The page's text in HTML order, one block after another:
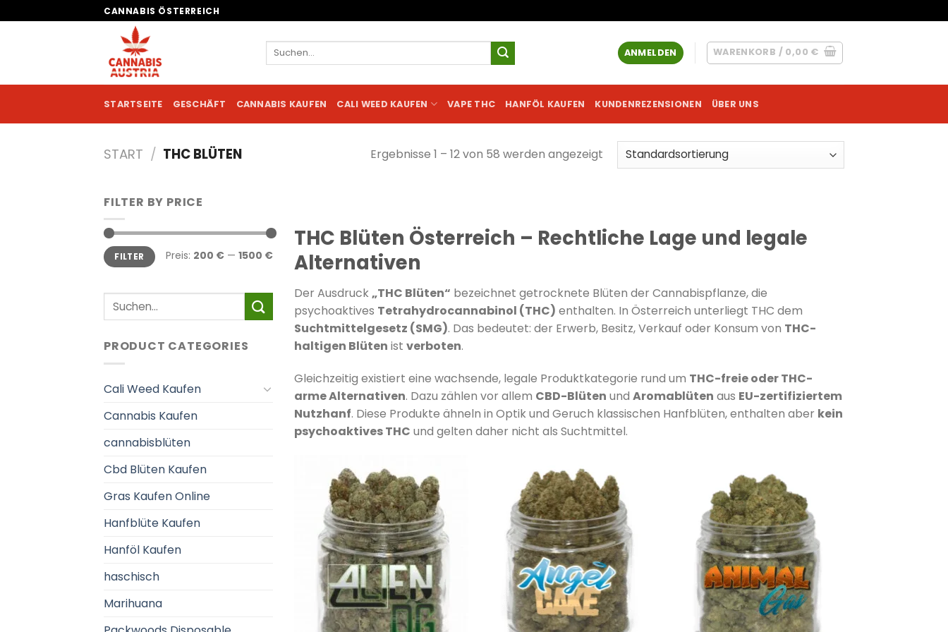
Inhalt
CANNABIS ÖSTERREICH
Suchen
ANMELDEN WARENKORB / 0,00 €
STARTSEITE GESCHÄFT CANNABIS KAUFEN CALI WEED KAUFEN VAPE THC HANFÖL KAUFEN KUNDENREZENSIONEN ÜBER UNS
START / THC BLÜTEN Ergebnisse 1 – 12 von 58 werden angezeigt
FILTER BY PRICE
Min.
Preis
Max.
PreisFILTER Preis: 200 € — 1500 €
Suchen
nach:
PRODUCT CATEGORIES
Cali Weed Kaufen
Cannabis Kaufen
cannabisblüten
Cbd Blüten Kaufen
Gras Kaufen Online
Hanfblüte Kaufen
Hanföl Kaufen
haschisch
Marihuana
THC Blüten Österreich – Rechtliche Lage und legale
Alternativen
Der Ausdruck„THC Blüten“ bezeichnet getrocknete Blüten der Cannabispflanze, die
psychoaktives Tetrahydrocannabinol (THC) enthalten. In Österreich unterliegt THC dem
Suchtmittelgesetz (SMG). Das bedeutet: der Erwerb, Besitz, Verkauf oder Konsum von THC-
haltigen Blüten ist verboten.
Gleichzeitig existiert eine wachsende, legale Produktkategorie rund um THC-freie oder THC-
arme Alternativen. Dazu zählen vor allem CBD-Blüten und Aromablüten aus EU-zertifiziertem
Nutzhanf. Diese Produkte ähneln in Optik und Geruch klassischen Hanfblüten, enthalten aber kein
psychoaktives THC und gelten daher nicht als Suchtmittel.